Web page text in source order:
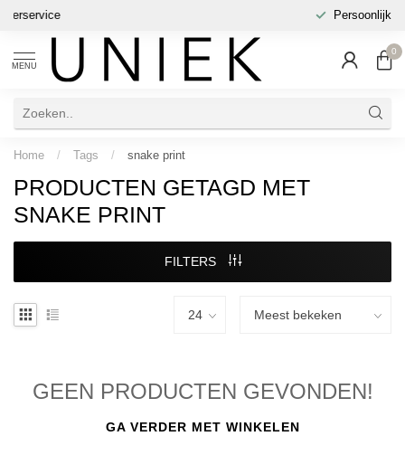
MENU
0
Home / Tags / snake print
PRODUCTEN GETAGD MET
SNAKE PRINT
FILTERS
GEEN PRODUCTEN GEVONDEN!
GA VERDER MET WINKELEN